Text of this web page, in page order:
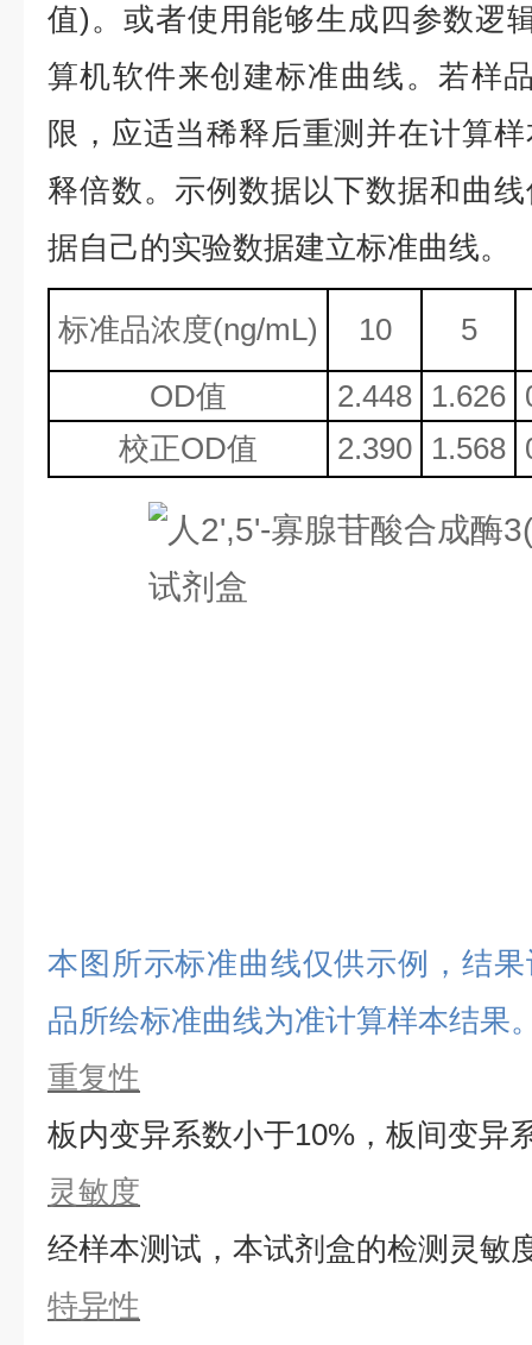
值)。或者使用能够生成四参数逻
算机软件来创建标准曲线。若样
限，应适当稀释后重测并在计算
释倍数。示例数据以下数据和曲
据自己的实验数据建立标准曲线。
标准品浓度(ng/mL) 10
5
OD值
2.448 1.626
校正OD值 2.390 1.568
本图所示标准曲线仅供示例，结
品所绘标准曲线为准计算样本结果
重复性
板内变异系数小于10%，板间变异
灵敏度
经样本测试，本试剂盒的检测灵敏
特异性